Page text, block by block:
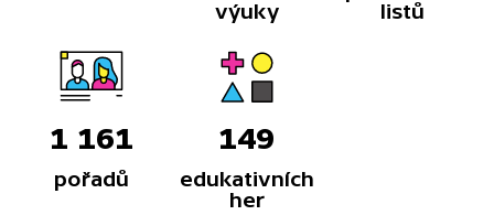
výuky
listů
1 161
pořadů
149
edukativních
her